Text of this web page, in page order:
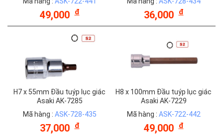
49,000 đ 36,000 đ
H7 x 55mm Đầu tuýp lục giác
Asaki AK-7285
Mã hàng : ASK-728-435
37,000 đ
H8 x 100mm Đầu tuýp lục giác
Asaki AK-7229
Mã hàng : ASK-722-442
49,000 đ